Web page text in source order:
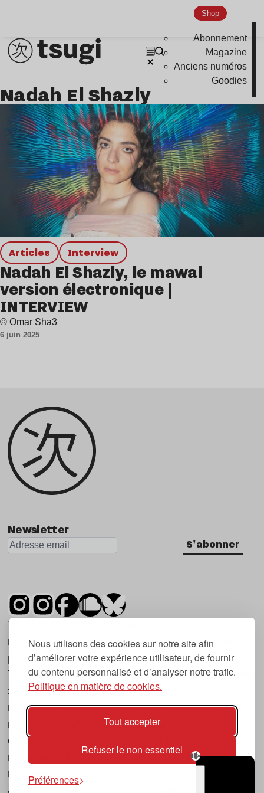
Nous utilisons des cookies sur notre site afin
d’améliorer votre expérience utilisateur, de fournir
du contenu personnalisé et d’analyser notre trafic.
Politique en matière de cookies.
Tout accepter
Refuser le non essentiel
Préférences
Shop
Abonnement
Magazine
Anciens numéros
Goodies
Nu Jazz
Indie
Nadah El Shazly
Articles interview
Nadah El Shazly, le mawal
version électronique |
INTERVIEW
© Omar Sha3
6 juin 2025
Newsletter
S'abonner
Tsugi est un mensuel indépendant sur la
musique et les nouvelles tendances, dont la
première parution date de 2007.
Tsugi en japonais signifie « prochain », « suivant
», ce qui correspond à la thématique du
magazine, à l’affût des nouvelles tendances
musicales, qu’elles viennent de la musique
électronique, du rock ou du hip hop, et des
nouveaux phénomènes de société liés à la
musique.